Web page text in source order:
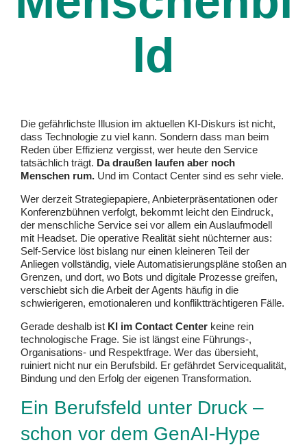
ld
Die gefährlichste Illusion im aktuellen KI-Diskurs ist nicht,
dass Technologie zu viel kann. Sondern dass man beim
Reden über Effizienz vergisst, wer heute den Service
tatsächlich trägt. Da draußen laufen aber noch
Menschen rum. Und im Contact Center sind es sehr viele.
Wer derzeit Strategiepapiere, Anbieterpräsentationen oder
Konferenzbühnen verfolgt, bekommt leicht den Eindruck,
der menschliche Service sei vor allem ein Auslaufmodell
mit Headset. Die operative Realität sieht nüchterner aus:
Self-Service löst bislang nur einen kleineren Teil der
Anliegen vollständig, viele Automatisierungspläne stoßen an
Grenzen, und dort, wo Bots und digitale Prozesse greifen,
verschiebt sich die Arbeit der Agents häufig in die
schwierigeren, emotionaleren und konfliktträchtigeren Fälle.
Gerade deshalb ist KI im Contact Center keine rein
technologische Frage. Sie ist längst eine Führungs-,
Organisations- und Respektfrage. Wer das übersieht,
ruiniert nicht nur ein Berufsbild. Er gefährdet Servicequalität,
Bindung und den Erfolg der eigenen Transformation.
Ein Berufsfeld unter Druck –
schon vor dem GenAI-Hype